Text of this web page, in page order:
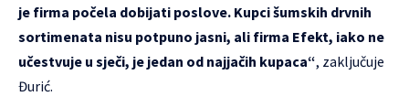
je firma počela dobijati poslove. Kupci šumskih drvnih
sortimenata nisu potpuno jasni, ali firma Efekt, iako ne
učestvuje u sječi, je jedan od najjačih kupaca“, zaključuje
Đurić.